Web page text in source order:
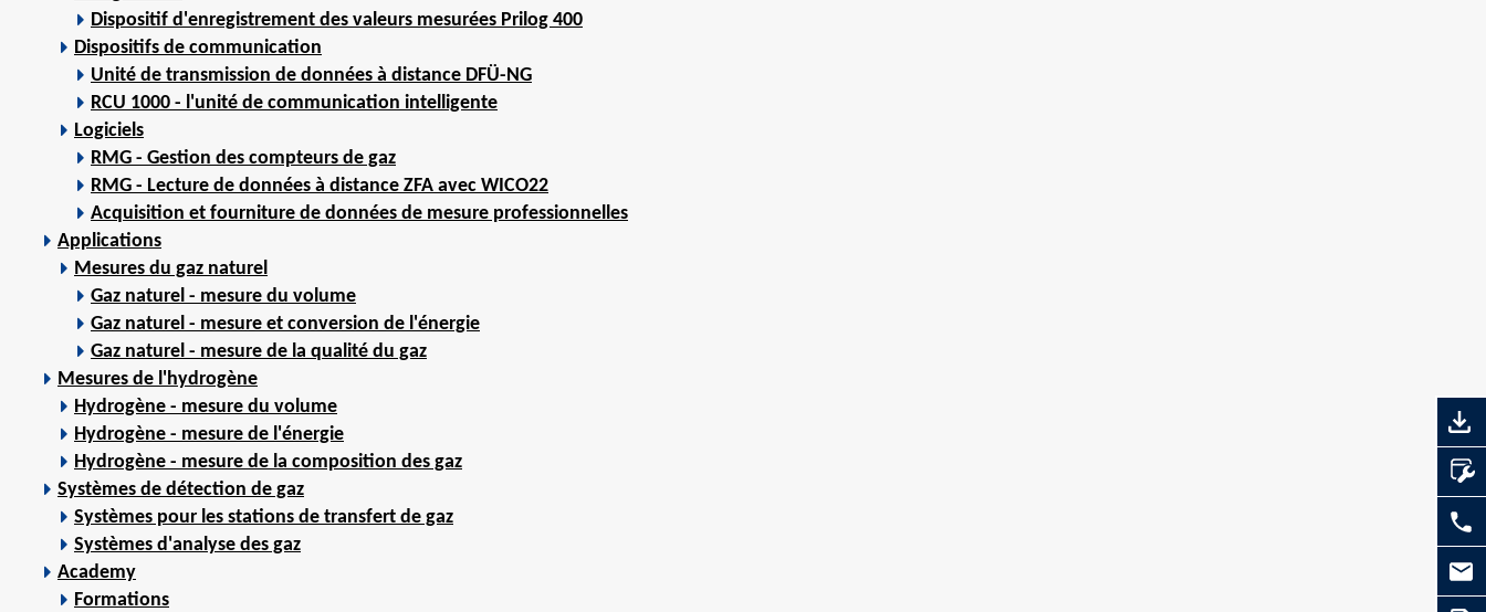
Dispositif d'enregistrement des valeurs mesurées Prilog 400
Dispositifs de communication
Unité de transmission de données à distance DFÜ-NG
RCU 1000 - l'unité de communication intelligente
Logiciels
RMG - Gestion des compteurs de gaz
RMG - Lecture de données à distance ZFA avec WICO22
Acquisition et fourniture de données de mesure professionnelles
Applications
Mesures du gaz naturel
Gaz naturel - mesure du volume
Gaz naturel - mesure et conversion de l'énergie
Gaz naturel - mesure de la qualité du gaz
Mesures de l'hydrogène
Hydrogène - mesure du volume
Hydrogène - mesure de l'énergie
Hydrogène - mesure de la composition des gaz
Systèmes de détection de gaz
Systèmes pour les stations de transfert de gaz
Systèmes d'analyse des gaz
Academy
Formations